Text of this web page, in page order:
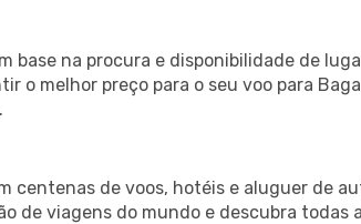
base na procura e disponibilidade de
o melhor preço para o seu voo para
centenas de voos, hotéis e aluguer de
de viagens do mundo e descubra todas